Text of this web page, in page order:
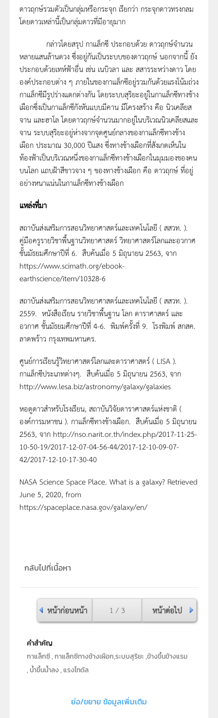
ดาวฤกษ์รวมตัวเป็นกลุ่มหรือกระจุก เรียกว่า กระจุกดาวทรงกลม
โดยดาวเหล่านี้เป็นกลุ่มดาวที่มีอายุมาก
กล่าวโดยสรุป กาแล็กซี ประกอบด้วย ดาวฤกษ์จำนวน
หลายแสนล้านดวง ซึ่งอยู่กันเป็นระบบของดาวฤกษ์ นอกจากนี้ ยัง
ประกอบด้วยเทห์ฟ้าอื่น เช่น เนบิวลา และ สสารระหว่างดาว โดย
องค์ประกอบต่าง ๆ ภายในของกาแล็กซีอยู่รวมกันด้วยแรงโน้มถ่วง
กาแล็กซีมีรูปร่างแตกต่างกัน โดยระบบสุริยะอยู่ในกาแล็กซีทางช้าง
เผือกซึ่งเป็นกาแล็กซีกังหันแบบมีคาน มีโครงสร้าง คือ นิวเคลียส
จาน และฮาโล โดยดาวฤกษ์จำนวนมากอยู่ในบริเวณนิวเคลียสและ
จาน ระบบสุริยะอยู่ห่างจากจุดศูนย์กลางของกาแล็กซีทางช้าง
เผือก ประมาณ 30,000 ปีแสง ซึ่งทางช้างเผือกที่สังเกตเห็นใน
ท้องฟ้าเป็นบริเวณหนึ่งของกาแล็กซีทางช้างเผือกในมุมมองของคน
บนโลก แถบฝ้าสีขาวจาง ๆ ของทางช้างเผือก คือ ดาวฤกษ์ ที่อยู่
อย่างหนาแน่นในกาแล็กซีทางช้างเผือก
แหล่งที่มา
สถาบันส่งเสริมการสอนวิทยาศาสตร์และเทคโนโลยี ( สสวท. ).
คู่มือครูรายวิชาพื้นฐานวิทยาศาสตร์ วิทยาศาสตร์โลกและอวกาศ
ชั้นมัธยมศึกษาปีที่ 6. สืบค้นเมื่อ 5 มิถุนายน 2563, จาก
https://www.scimath.org/ebook-
earthscience/item/10328-6
สถาบันส่งเสริมการสอนวิทยาศาสตร์และเทคโนโลยี ( สสวท. ).
2559. หนังสือเรียน รายวิชาพื้นฐาน โลก ดาราศาสตร์ และ
อวกาศ ชั้นมัธยมศึกษาปีที่ 4-6. พิมพ์ครั้งที่ 9. โรงพิมพ์ สกสค.
ลาดพร้าว กรุงเทพมหานคร.
ศูนย์การเรียนรู้วิทยาศาสตร์โลกและดาราศาสตร์ ( LISA ).
กาแล็กซีประเภทต่างๆ. สืบค้นเมื่อ 5 มิถุนายน 2563, จาก
http://www.lesa.biz/astronomy/galaxy/galaxies
หอดูดาวสำหรับโรงเรียน, สถาบันวิจัยดาราศาสตร์แห่งชาติ (
องค์การมหาชน ). กาแล็กซีทางช้างเผือก. สืบค้นเมื่อ 5 มิถุนายน
2563, จาก http://nso.narit.or.th/index.php/2017-11-25-
10-50-19/2017-12-07-04-56-44/2017-12-10-09-07-
42/2017-12-10-17-30-40
NASA Science Space Place. What is a galaxy? Retrieved
June 5, 2020, from
https://spaceplace.nasa.gov/galaxy/en/
กลับไปที่เนื้อหา
หน้าก่อนหน้า 1 / 3 หน้าต่อไป
คำสำคัญ
กาแล็กซี , กาแล็กซีทางช้างเผือก,ระบบสุริยะ ,ข้างขึ้นข้างแรม
, น้ำขึ้นน้ำลง , แรงไทดัล
ย่อ/ขยาย ข้อมูลเพิ่มเติม